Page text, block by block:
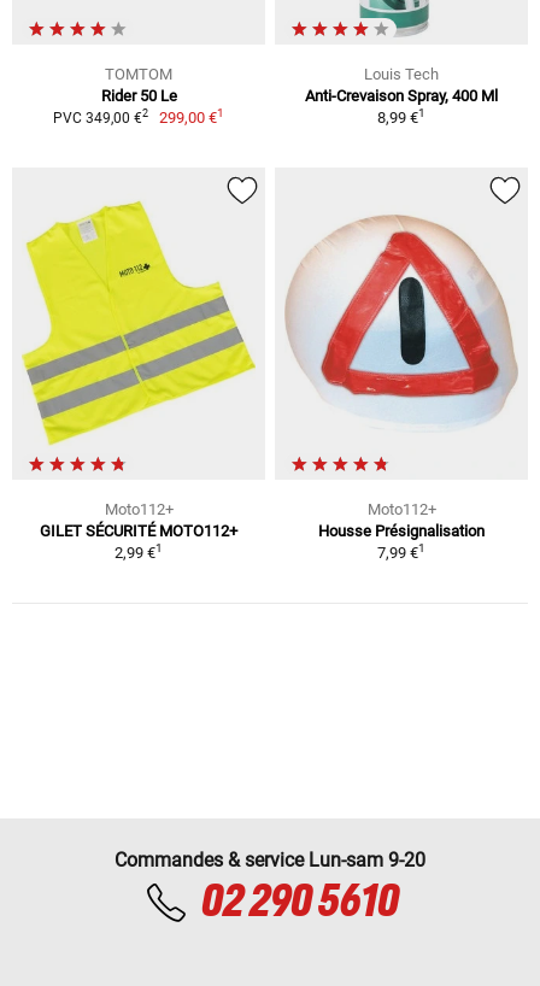
TOMTOM
Rider 50 Le
PVC 349,00 €2 299,00 €1
Louis Tech
Anti-Crevaison Spray, 400 Ml
8,99 €1
Moto112+
GILET SÉCURITÉ MOTO112+
2,99 €1
Moto112+
Housse Présignalisation
7,99 €1
Commandes & service Lun-sam 9-20
02 290 5610